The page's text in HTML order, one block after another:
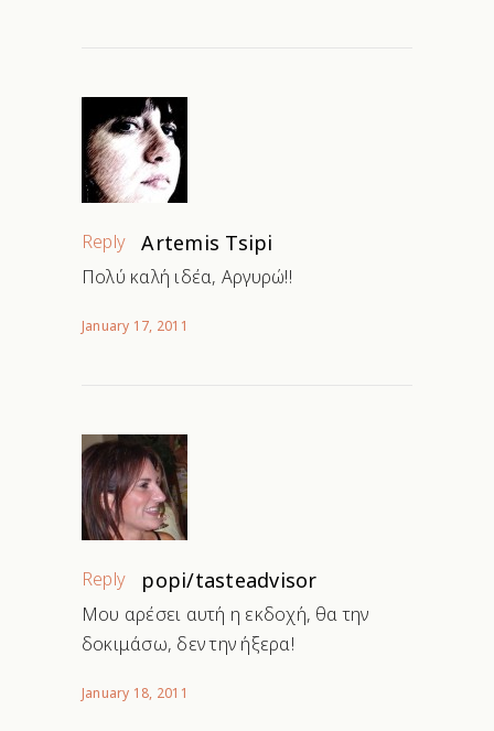
Reply Artemis Tsipi
Πολύ καλή ιδέα, Αργυρώ!!
January 17, 2011
Reply popi/tasteadvisor
Μου αρέσει αυτή η εκδοχή, θα την
δοκιμάσω, δεν την ήξερα!
January 18, 2011